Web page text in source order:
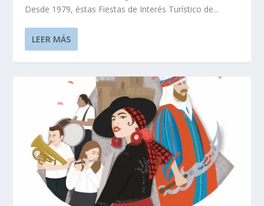
Desde 1979, éstas Fiestas de Interés Turístico de...
LEER MÁS